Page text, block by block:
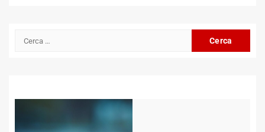
Ricerca